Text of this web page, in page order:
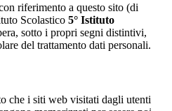
riferimento a questo sito (di
Scolastico 5° Istituto
sotto i propri segni distintivi,
del trattamento dati personali.
che i siti web visitati dagli utenti